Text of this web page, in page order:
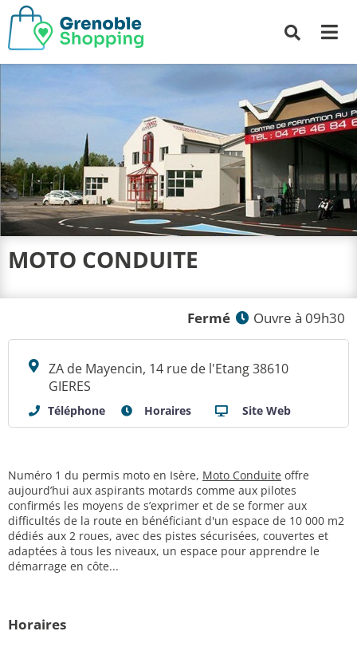
MOTO CONDUITE
Fermé Ouvre à 09h30
ZA de Mayencin, 14 rue de l'Etang 38610
GIERES
Téléphone Horaires Site Web
Numéro 1 du permis moto en Isère, Moto Conduite offre
aujourd’hui aux aspirants motards comme aux pilotes
confirmés les moyens de s’exprimer et de se former aux
difficultés de la route en bénéficiant d'un espace de 10 000 m2
dédiés aux 2 roues, avec des pistes sécurisées, couvertes et
adaptées à tous les niveaux, un espace pour apprendre le
démarrage en côte...
Horaires